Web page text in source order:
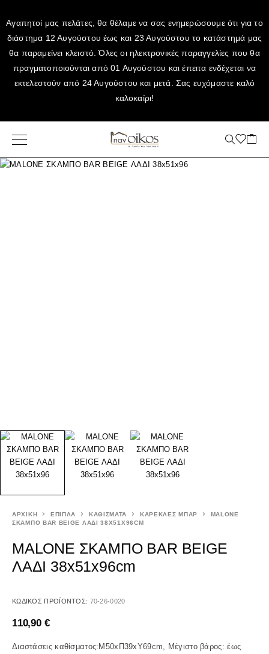
Αγαπητοί μας πελάτες, θα θέλαμε να σας ενημερώσουμε ότι για το
διάστημα 12 Αυγούστου έως και 23 Αυγούστου το κατάστημά μας
θα παραμείνει κλειστό. Όλες οι ηλεκτρονικές παραγγελίες που θα
πραγματοποιούνται από 01 Αυγούστου και έπειτα ενδέχεται να
εκτελεστούν από 24 Αυγούστου και μετά. Σας ευχόμαστε καλό
καλοκαίρι!
ΑΡΧΙΚΉ ΕΠΙΠΛΑ ΚΑΘΙΣΜΑΤΑ ΚΑΡΕΚΛΕΣ ΜΠΑΡ
MALONE
ΣΚΑΜΠΟ BAR BEIGE ΛΑΔΙ 38X51X96CM
MALONE ΣΚΑΜΠΟ BAR BEIGE
ΛΑΔΙ 38x51x96cm
ΚΩΔΙΚΌΣ ΠΡΟΪΌΝΤΟΣ: 70-26-0020
110,90 €
Διαστάσεις καθίσματος:Μ50xΠ39xΥ69cm, Μέγιστο βάρος: έως